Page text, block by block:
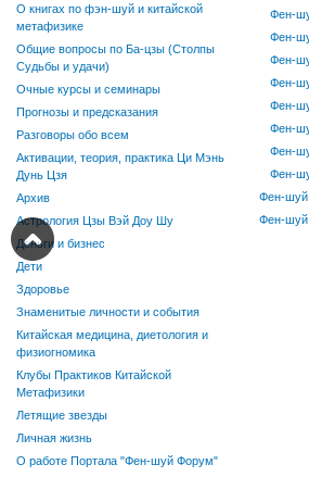
О книгах по фэн-шуй и китайской
метафизике
Общие вопросы по Ба-цзы (Столпы
Судьбы и удачи)
Очные курсы и семинары
Прогнозы и предсказания
Разговоры обо всем
Активации, теория, практика Ци Мэнь
Дунь Цзя
Архив
Астрология Цзы Вэй Доу Шу
Деньги и бизнес
Дети
Здоровье
Знаменитые личности и события
Китайская медицина, диетология и
физиогномика
Клубы Практиков Китайской
Метафизики
Летящие звезды
Личная жизнь
О работе Портала "Фен-шуй Форум"
Фен-
Фен-
Фен-
Фен-
Фен-
Фен-
Фен-
Фен-
Фен-шуй
Фен-шуй